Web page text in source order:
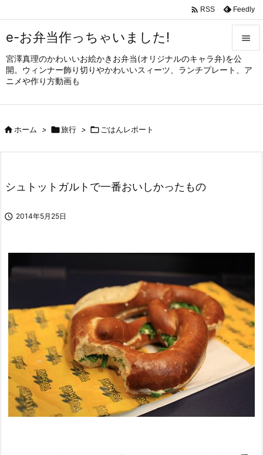
e-お弁当作っちゃいました!
宮澤真理のかわいいお絵かきお弁当(オリジナルのキャラ弁)を公
開。ウィンナー飾り切りやかわいいスィーツ、ランチプレート、ア
ニメや作り方動画も


メニュ
サイド

 RSS Feedly
ホーム > 旅行 >  ごはんレポート
シュトットガルトで一番おいしかったもの
 2014年5月25日